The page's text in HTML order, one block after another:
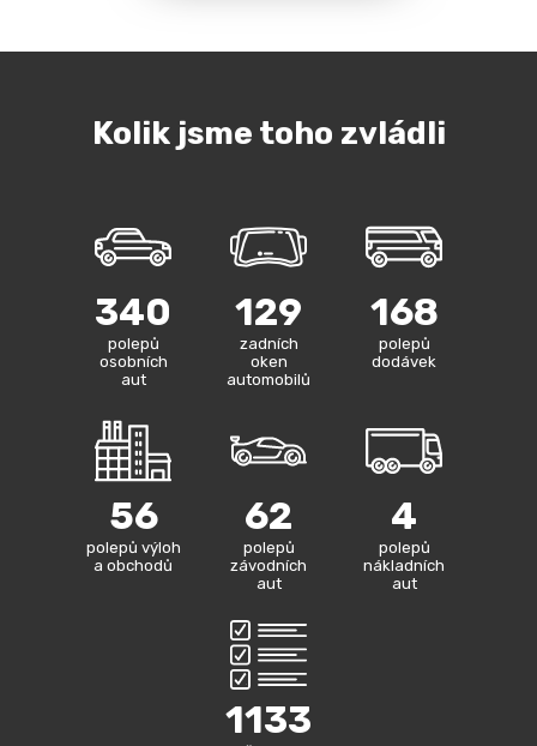
Kolik jsme toho zvládli
340
polepů
osobních
aut
129
zadních
oken
automobilů
168
polepů
dodávek
56
polepů výloh
a obchodů
62
polepů
závodních
aut
4
polepů
nákladních
aut
1133